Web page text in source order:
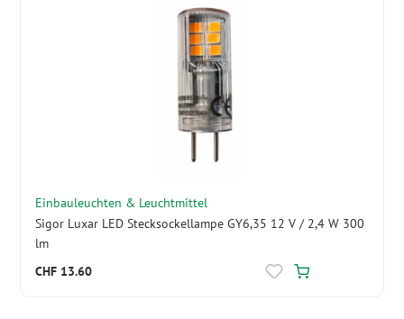
Einbauleuchten & Leuchtmittel
Sigor Luxar LED Stecksockellampe GY6,35 12 V / 2,4 W 300
lm
CHF 13.60